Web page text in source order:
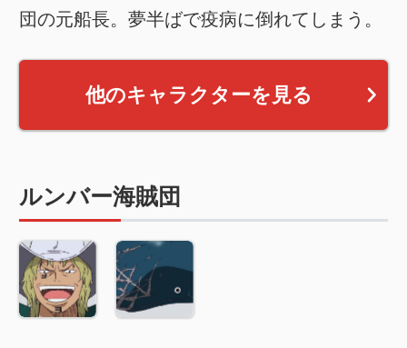
団の元船長。夢半ばで疫病に倒れてしまう。
他のキャラクターを見る
ルンバー海賊団